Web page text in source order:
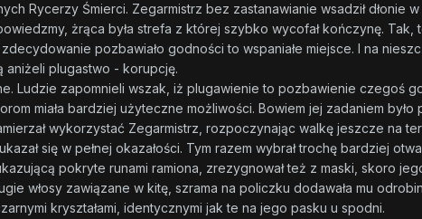
Rycerzy Śmierci. Zegarmistrz bez zastanawianie wsadził dłonie
żrąca była strefa z której szybko wycofał kończynę.
pozbawiało godności to wspaniałe miejsce. I na
aniżeli plugastwo - korupcję.
Ludzie zapomnieli wszak, iż plugawienie to pozbawienie czegoś
miała bardziej użyteczne możliwości. Bowiem jej zadaniem
wykorzystać Zegarmistrz, rozpoczynając walkę jeszcze na
się w pełnej okazałości. Tym razem wybrał trochę bardziej
pokryte runami ramiona, zrezygnował też z maski, skoro
włosy zawiązane w kitę, szrama na policzku dodawała mu
kryształami, identycznymi jak te na jego pasku u spodni.